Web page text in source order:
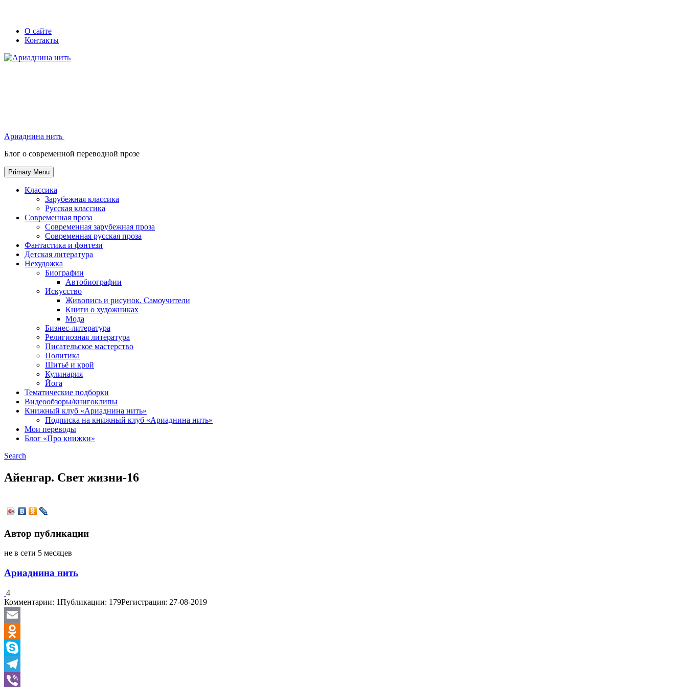
Skip
Secondary
left
navigation
Secondary
right
navigation
О сайте
Контакты
Ариаднина нить
Блог о современной переводной прозе
Primary Menu
Классика
Зарубежная классика
Русская классика
Современная проза
Современная зарубежная проза
Современная русская проза
Фантастика и фэнтези
Детская литература
Нехудожка
Биографии
Автобиографии
Искусство
Живопись и рисунок. Самоучители
Книги о художниках
Мода
Бизнес-литература
Религиозная литература
Писательское мастерство
Политика
Шитьё и крой
Кулинария
Йога
Тематические подборки
Видеообзоры/книгоклипы
Книжный клуб «Ариаднина нить»
Подписка на книжный клуб «Ариаднина нить»
Мои переводы
Блог «Про книжки»
Search
Айенгар. Свет жизни-16
Автор публикации
не в сети 5 месяцев
Ариаднина нить
4
Комментарии: 1Публикации: 179Регистрация: 27-08-2019
Email
Odnoklassniki
Skype
Telegram